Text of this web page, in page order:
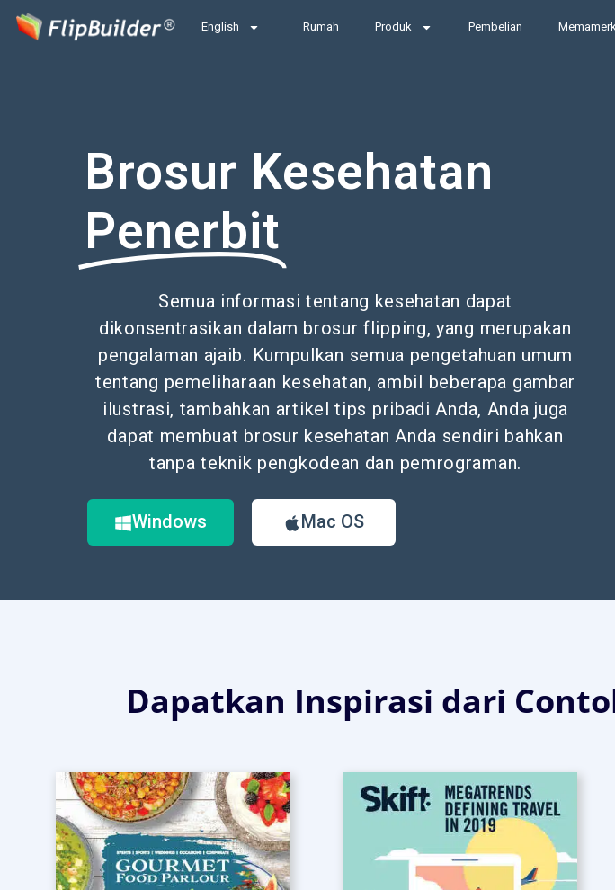
English Rumah Produk Pembelian
Brosur Kesehatan
Penerbit
Semua informasi tentang kesehatan dapat
dikonsentrasikan dalam brosur flipping, yang merupakan
pengalaman ajaib. Kumpulkan semua pengetahuan umum
tentang pemeliharaan kesehatan, ambil beberapa gambar
ilustrasi, tambahkan artikel tips pribadi Anda, Anda juga
dapat membuat brosur kesehatan Anda sendiri bahkan
tanpa teknik pengkodean dan pemrograman.
Windows Mac OS
Dapatkan Inspirasi dari